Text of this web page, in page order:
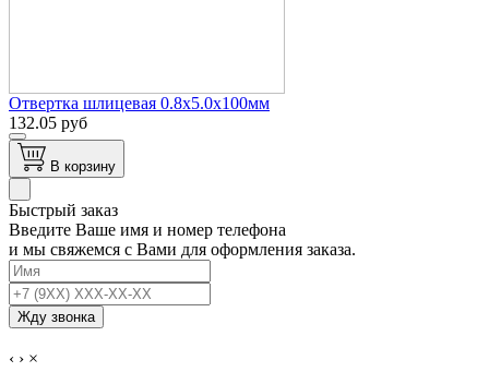
Отвертка шлицевая 0.8х5.0х100мм
132.05 руб
В корзину
Быстрый заказ
Введите Ваше имя и номер телефона
и мы свяжемся с Вами для оформления заказа.
Жду звонка
‹ › ×